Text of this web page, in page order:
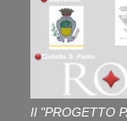
Il "PROGETTO